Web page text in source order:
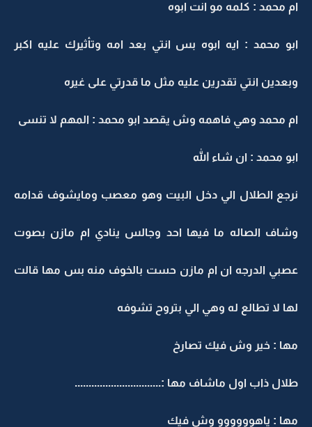
ام محمد : كلمه مو انت ابوه
ابو محمد : ايه ابوه بس انتي بعد امه وتأثيرك عليه اكبر
وبعدين انتي تقدرين عليه مثل ما قدرتي على غيره
ام محمد وهي فاهمه وش يقصد ابو محمد : المهم لا تنسى
ابو محمد : ان شاء الله
نرجع الطلال الي دخل البيت وهو معصب ومايشوف قدامه
وشاف الصاله ما فيها احد وجالس ينادي ام مازن بصوت
عصبي الدرجه ان ام مازن حست بالخوف منه بس مها قالت
لها لا تطالع له وهي الي بتروح تشوفه
مها : خير وش فيك تصارخ
طلال ذاب اول ماشاف مها :...............................
مها : ياهوووووو وش فيك